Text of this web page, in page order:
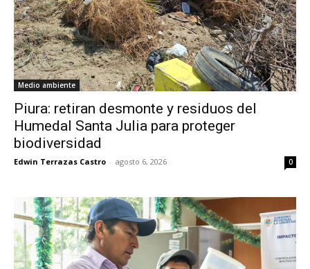
Medio ambiente
Piura: retiran desmonte y residuos del
Humedal Santa Julia para proteger
biodiversidad
Edwin Terrazas Castro - agosto 6, 2026 0